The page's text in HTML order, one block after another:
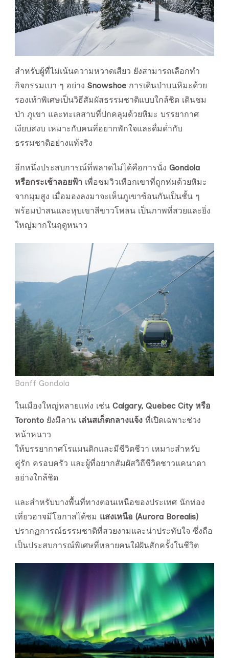
สำหรับผู้ที่ไม่เน้นความหวาดเสียว ยังสามารถเลือกทำ
กิจกรรมเบา ๆ อย่าง Snowshoe การเดินป่าบนหิมะด้วย
รองเท้าพิเศษเป็นวิธีสัมผัสธรรมชาติแบบใกล้ชิด เดินชม
ป่า ภูเขา และทะเลสาบที่ปกคลุมด้วยหิมะ บรรยากาศ
เงียบสงบ เหมาะกับคนที่อยากพักใจและดื่มด่ำกับ
ธรรมชาติอย่างแท้จริง
อีกหนึ่งประสบการณ์ที่พลาดไม่ได้คือการนั่ง Gondola
หรือกระเช้าลอยฟ้า เพื่อชมวิวเทือกเขาที่ถูกห่มด้วยหิมะ
จากมุมสูง เมื่อมองลงมาจะเห็นภูเขาซ้อนกันเป็นชั้น ๆ
พร้อมป่าสนและหุบเขาสีขาวโพลน เป็นภาพที่สวยและยิ่ง
ใหญ่มากในฤดูหนาว
Banff Gondola
ในเมืองใหญ่หลายแห่ง เช่น Calgary, Quebec City หรือ
Toronto ยังมีลาน เล่นสเก็ตกลางแจ้ง ที่เปิดเฉพาะช่วง
หน้าหนาว
ให้บรรยากาศโรแมนติกและมีชีวิตชีวา เหมาะสำหรับ
คู่รัก ครอบครัว และผู้ที่อยากสัมผัสวิถีชีวิตชาวแคนาดา
อย่างใกล้ชิด
และสำหรับบางพื้นที่ทางตอนเหนือของประเทศ นักท่อง
เที่ยวอาจมีโอกาสได้ชม แสงเหนือ (Aurora Borealis)
ปรากฏการณ์ธรรมชาติที่สวยงามและน่าประทับใจ ซึ่งถือ
เป็นประสบการณ์พิเศษที่หลายคนใฝ่ฝันสักครั้งในชีวิต